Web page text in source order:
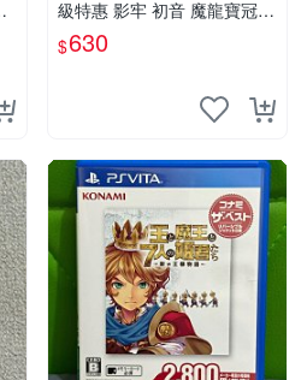
級特惠 影牢 初音 魔龍寶冠
鍊金工房 ☆中古二手商品
【星光】
$630